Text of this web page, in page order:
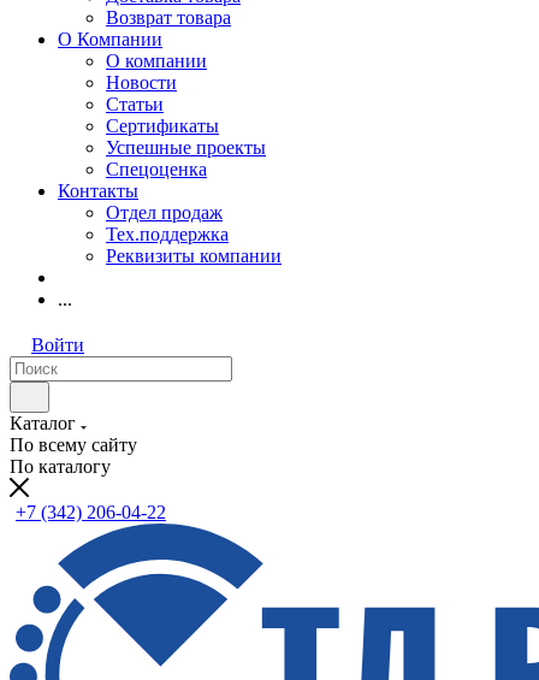
Возврат товара
О Компании
О компании
Новости
Статьи
Сертификаты
Успешные проекты
Спецоценка
Контакты
Отдел продаж
Тех.поддержка
Реквизиты компании
...
Войти
Каталог
По всему сайту
По каталогу
+7 (342) 206-04-22